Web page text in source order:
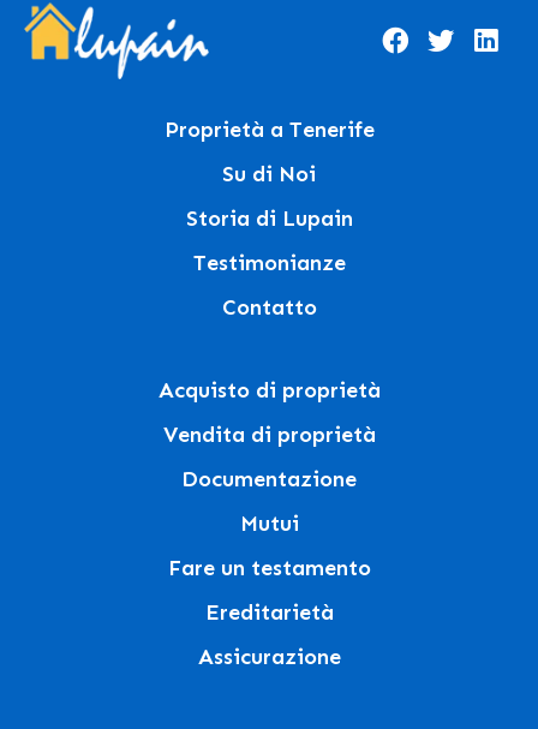
Proprietà a Tenerife
Su di Noi
Storia di Lupain
Testimonianze
Contatto
Acquisto di proprietà
Vendita di proprietà
Documentazione
Mutui
Fare un testamento
Ereditarietà
Assicurazione